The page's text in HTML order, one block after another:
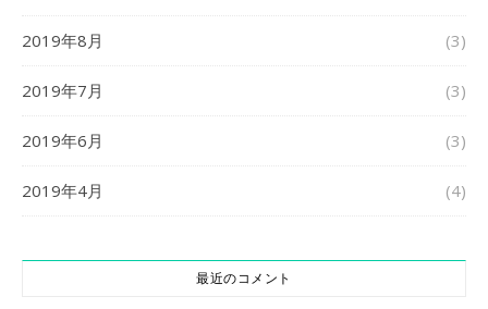
2019年8月 (3)
2019年7月 (3)
2019年6月 (3)
2019年4月 (4)
最近のコメント